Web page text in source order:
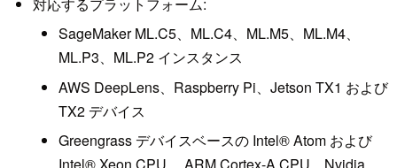
SageMaker ML.C5、ML.C4、ML.M5、ML.M4、
ML.P3、ML.P2 インスタンス
AWS DeepLens、Raspberry Pi、Jetson TX1 および
TX2 デバイス
Greengrass デバイスベースの Intel® Atom および